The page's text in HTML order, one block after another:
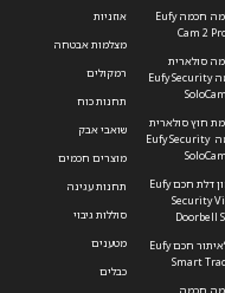
מצלמה חכמה Eufy
Cam 2
סולארית
חכמה Eufy Security
חוץ סולארית
חכמה Eufy Security
פעמון דלת חכם Eufy
Security
Doorbell
תג לאיתור חכם Eufy
Smart
אוזניות
מצלמות אבטחה
רמקולים
תחנות כוח
שואבי אבק
מוצרים חכמים
תחנות עגינה
סוללות גיבוי
מטענים
כבלים